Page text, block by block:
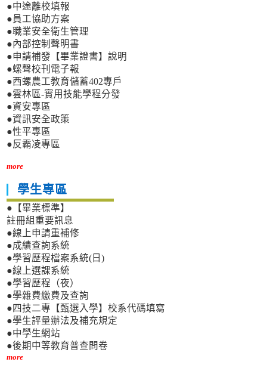
●中途離校填報
●員工協助方案
●職業安全衛生管理
●內部控制聲明書
●申請補發【畢業證書】說明
●螺聲校刊電子報
●西螺農工教育儲蓄402專戶
●雲林區-實用技能學程分發
●資安專區
●資訊安全政策
●性平專區
●反霸凌專區
more
學生專區
●【畢業標準】
註冊組重要訊息
●線上申請重補修
●成績查詢系統
●學習歷程檔案系統(日)
●線上選課系統
●學習歷程（夜）
●學雜費繳費及查詢
●四技二專【甄選入學】校系代碼填寫
●學生評量辦法及補充規定
●中學生網站
●後期中等教育普查問卷
more